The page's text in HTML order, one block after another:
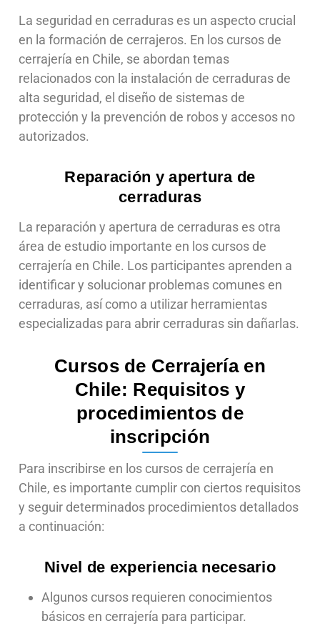
La seguridad en cerraduras es un aspecto crucial
en la formación de cerrajeros. En los cursos de
cerrajería en Chile, se abordan temas
relacionados con la instalación de cerraduras de
alta seguridad, el diseño de sistemas de
protección y la prevención de robos y accesos no
autorizados.
Reparación y apertura de
cerraduras
La reparación y apertura de cerraduras es otra
área de estudio importante en los cursos de
cerrajería en Chile. Los participantes aprenden a
identificar y solucionar problemas comunes en
cerraduras, así como a utilizar herramientas
especializadas para abrir cerraduras sin dañarlas.
Cursos de Cerrajería en
Chile: Requisitos y
procedimientos de
inscripción
Para inscribirse en los cursos de cerrajería en
Chile, es importante cumplir con ciertos requisitos
y seguir determinados procedimientos detallados
a continuación:
Nivel de experiencia necesario
Algunos cursos requieren conocimientos
básicos en cerrajería para participar.